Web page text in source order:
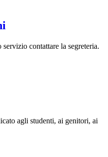
contattare la segreteria.
agli studenti, ai genitori, ai